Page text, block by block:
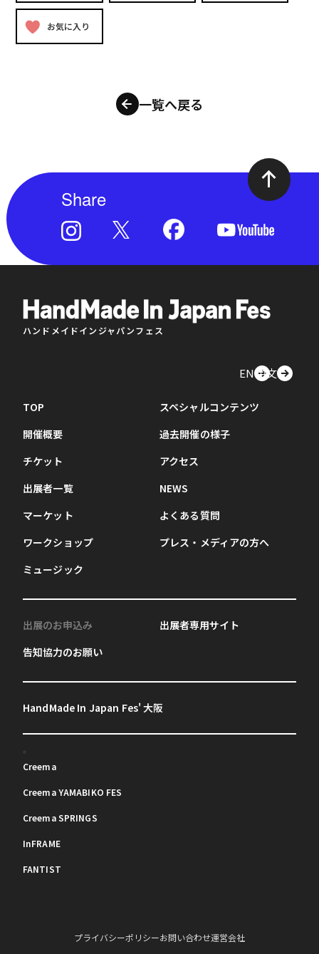
お気に入り
一覧へ戻る
Share
ハンドメイドインジャパンフェス
EN中文
TOP
開催概要
チケット
出展者一覧
マーケット
ワークショップ
ミュージック
スペシャルコンテンツ
過去開催の様子
アクセス
NEWS
よくある質問
プレス・メディアの方へ
出展のお申込み
告知協力のお願い
出展者専用サイト
HandMade In Japan Fes' 大阪
Creema
Creema YAMABIKO FES
Creema SPRINGS
InFRAME
FANTIST
プライバシーポリシーお問い合わせ運営会社